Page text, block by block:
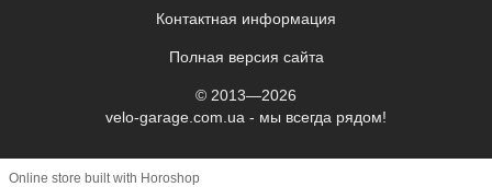
Контактная информация
Полная версия сайта
© 2013—2026
velo-garage.com.ua - мы всегда рядом!
Online store built with Horoshop